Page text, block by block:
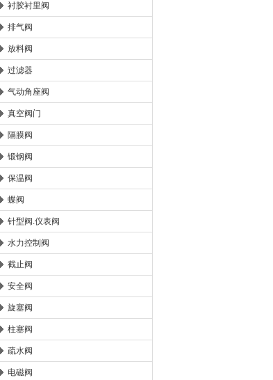
衬胶衬里阀
排气阀
放料阀
过滤器
气动角座阀
真空阀门
隔膜阀
锻钢阀
保温阀
蝶阀
针型阀.仪表阀
水力控制阀
截止阀
安全阀
旋塞阀
柱塞阀
疏水阀
电磁阀